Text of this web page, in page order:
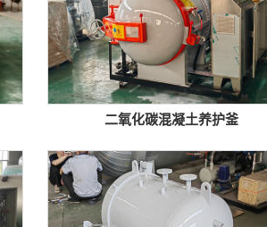
二氧化碳混凝土养护釜